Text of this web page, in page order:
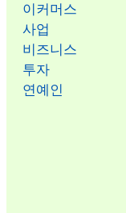
이커머스
사업
비즈니스
투자
연예인